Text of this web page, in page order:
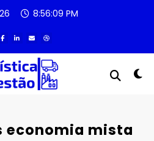
8:56:09 PM
economia mista